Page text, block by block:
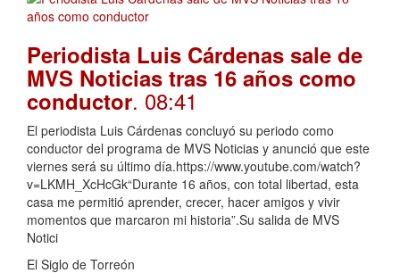
Periodista Luis Cárdenas sale de
MVS Noticias tras 16 años como
conductor. 08:41
El periodista Luis Cárdenas concluyó su periodo como
conductor del programa de MVS Noticias y anunció que este
viernes será su último día.https://www.youtube.com/watch?
v=LKMH_XcHcGk“Durante 16 años, con total libertad, esta
casa me permitió aprender, crecer, hacer amigos y vivir
momentos que marcaron mi historia”.Su salida de MVS
Notici
El Siglo de Torreón